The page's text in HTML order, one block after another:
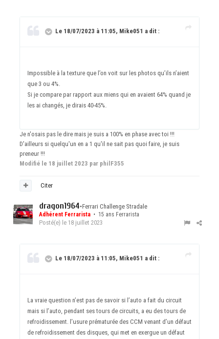
Le 18/07/2023 à 11:05, Mike051 a dit :
Impossible à la texture que l’on voit sur les photos qu’ils n’aient
que 3 ou 4%.
Si je compare par rapport aux miens qui en avaient 64% quand je
les ai changés, je dirais 40-45%.
Je n'osais pas le dire mais je suis a 100% en phase avec toi !!!
D'ailleurs si quelqu'un en a 1 qu'il ne sait pas quoi faire, je suis
preneur !!!
Modifié le 18 juillet 2023 par philF355
Citer
dragon1964•Ferrari Challenge Stradale
Adhérent Ferrarista • 15 ans Ferrarista
Posté(e) le 18 juillet 2023
Le 18/07/2023 à 11:05, Mike051 a dit :
La vraie question n’est pas de savoir si l’auto a fait du circuit
mais si l’auto, pendant ses tours de circuits, a eu des tours de
refroidissement. l’usure prématurée des CCM venant d’un défaut
de refroidissement des disques, qui met en exergue un défaut